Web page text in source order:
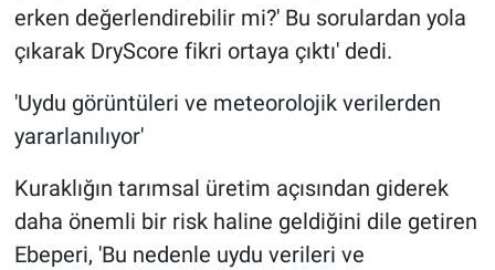
erken değerlendirebilir mi?' Bu sorulardan yola
çıkarak DryScore fikri ortaya çıktı' dedi.
'Uydu görüntüleri ve meteorolojik verilerden
yararlanılıyor'
Kuraklığın tarımsal üretim açısından giderek
daha önemli bir risk haline geldiğini dile getiren
Ebeperi, 'Bu nedenle uydu verileri ve